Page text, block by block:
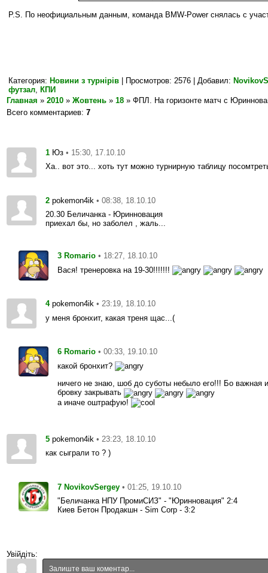
P.S. По неофициальным данным, команда BMW-Powerснялась с
Категория: Новини з турнірів | Просмотров: 2576 | Добавил:
футзал КПИ
Главная » 2010 » Жовтень » 18 » ФПЛ. На горизонте матч с
Всего комментариев: 7
1 Юз • 15:30, 17.10.10
Ха.. вот это... хоть тут можно турнирную таблицу
2 pokemon4ik • 08:38, 18.10.10
20.30 Беличанка - Юринновация
приехал бы, но заболел , жаль...
3 Romario • 18:27, 18.10.10
Вася! тренеровка на 19-30!!!!!!!
4 pokemon4ik • 23:19, 18.10.10
у меня бронхит, какая треня щас...(
6 Romario • 00:33, 19.10.10
какой бронхит?
ничего не знаю, шоб до суботы небыло его!!! Бо важная
бровку закрывать
а иначе оштрафую!
5 pokemon4ik • 23:23, 18.10.10
как сыграли то ? )
7 NovikovSergey • 01:25, 19.10.10
"Беличанка НПУ ПромиСИЗ" - "Юринновация" 2:4
Киев Бетон Продакшн - Sim Corp - 3:2
Увійдіть: